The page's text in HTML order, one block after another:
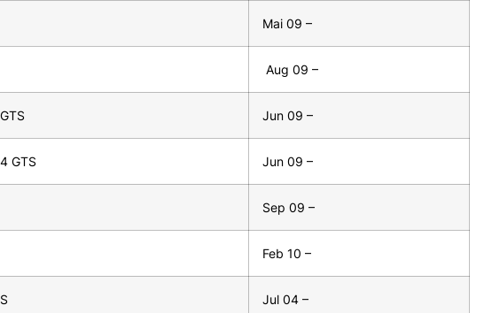
Mai 09 –
Aug 09 –
Jun 09 –
GTS Jun 09 –
Sep 09 –
Feb 10 –
Jul 04 –